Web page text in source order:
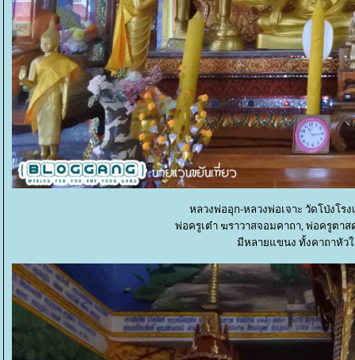
หลวงพ่ออุก-หลวงพ่อเจาะ วัดโป่งโร
พ่อครูเต๋า ฆราวาสจอมคาถา, พ่อครูตา
มีหลายแขนง ทั้งคาถาหัว